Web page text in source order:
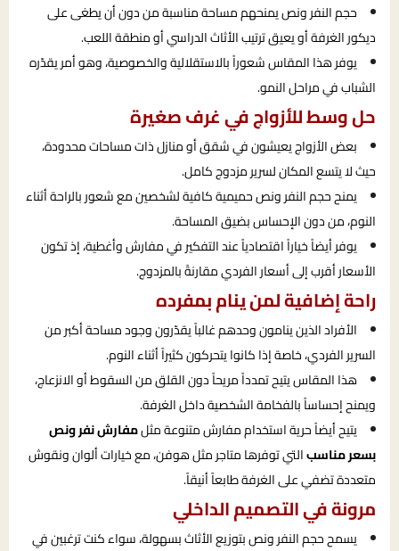
حجم النفر ونص يمنحهم مساحة مناسبة من دون أن يطغى على
ديكور الغرفة أو يعيق ترتيب الأثاث الدراسي أو منطقة اللعب.
يوفر هذا المقاس شعوراً بالاستقلالية والخصوصية، وهو أمر يقدّره
الشباب في مراحل النمو.
حل وسط للأزواج في غرف صغيرة
بعض الأزواج يعيشون في شقق أو منازل ذات مساحات محدودة،
حيث لا يتسع المكان لسرير مزدوج كامل.
يمنح حجم النفر ونص حميمية كافية لشخصين مع شعور بالراحة أثناء
النوم، من دون الإحساس بضيق المساحة.
يوفر أيضاً خياراً اقتصادياً عند التفكير في مفارش وأغطية، إذ تكون
الأسعار أقرب إلى أسعار الفردي مقارنةً بالمزدوج.
راحة إضافية لمن ينام بمفرده
الأفراد الذين ينامون وحدهم غالباً يقدّرون وجود مساحة أكبر من
السرير الفردي، خاصة إذا كانوا يتحركون كثيراً أثناء النوم.
هذا المقاس يتيح تمدداً مريحاً دون القلق من السقوط أو الانزعاج،
ويمنح إحساساً بالفخامة الشخصية داخل الغرفة.
يتيح أيضاً حرية استخدام مفارش متنوعة مثلمفارش نفر ونص
بسعر مناسبالتي توفرها متاجر مثل هوفن، مع خيارات ألوان ونقوش
متعددة تضفي على الغرفة طابعاً أنيقاً.
مرونة في التصميم الداخلي
يسمح حجم النفر ونص بتوزيع الأثاث بسهولة، سواء كنت ترغبين في